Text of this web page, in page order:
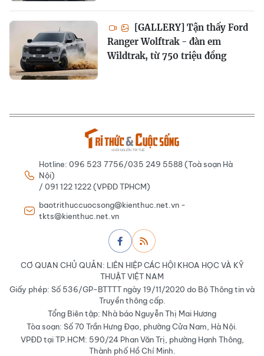
[GALLERY] Tận thấy Ford
Ranger Wolftrak - đàn em
Wildtrak, từ 750 triệu đồng
Hotline: 096 523 7756/035 249 5588 (Toà soạn Hà
Nội)
/ 091 122 1222 (VPĐD TPHCM)
baotrithuccuocsong@kienthuc.net.vn -
tkts@kienthuc.net.vn
CƠ QUAN CHỦ QUẢN: LIÊN HIỆP CÁC HỘI KHOA HỌC VÀ KỸ
THUẬT VIỆT NAM
Giấy phép: Số 536/GP-BTTTT ngày 19/11/2020 do Bộ Thông tin và
Truyền thông cấp.
Tổng Biên tập: Nhà báo Nguyễn Thị Mai Hương
Tòa soạn: Số 70 Trần Hưng Đạo, phường Cửa Nam, Hà Nội.
VPĐD tại TP.HCM: 590/24 Phan Văn Trị, phường Hạnh Thông,
Thành phố Hồ Chí Minh.